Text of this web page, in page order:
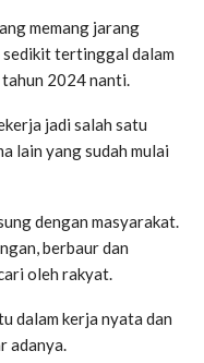
memang jarang
tertinggal dalam
2024 nanti.
jadi salah satu
lain yang sudah mulai
dengan masyarakat.
berbaur dan
oleh rakyat.
dalam kerja nyata dan
adanya.